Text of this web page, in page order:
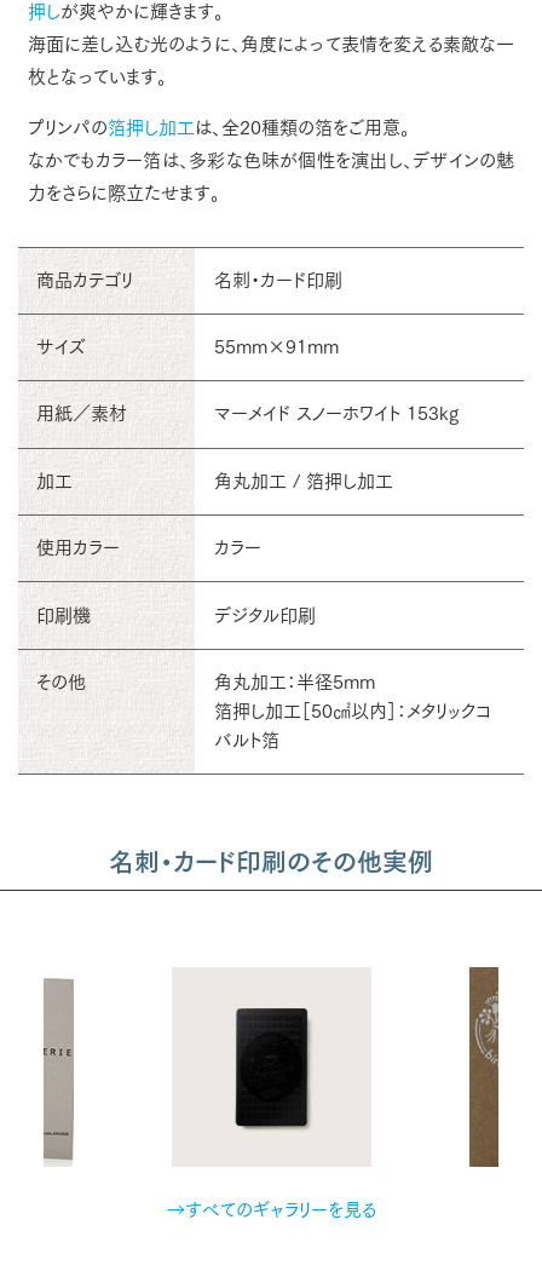
押しが爽やかに輝きます。
海面に差し込む光のように、角度によって表情を変える素敵な一
枚となっています。
プリンパの箔押し加工 は、全20種類の箔をご用意。
なかでもカラー箔は、多彩な色味が個性を演出し、デザインの魅
力をさらに際立たせます。
商品カテゴリ 名刺・カード印刷
サイズ 55mm×91mm
用紙／素材 マーメイド スノーホワイト 153kg
加工 角丸加工 / 箔押し加工
使用カラー カラー
印刷機 デジタル印刷
その他
角丸加工：半径5mm
箔押し加工［50㎠以内］：メタリックコ
バルト箔
名刺・カード印刷のその他実例
→すべてのギャラリーを見る